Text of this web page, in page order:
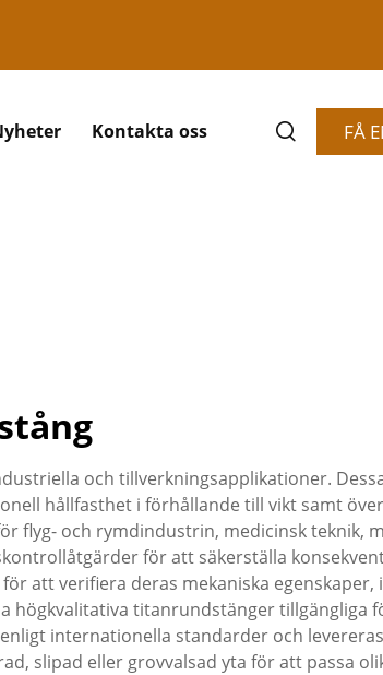
Kontakta oss FÅ
och tillverkningsapplikationer.
hållfasthet i förhållande till vikt samt
flyg- och rymdindustrin, medicinsk teknik,
för att säkerställa
att verifiera deras mekaniska egenskaper,
högkvalitativa titanrundstänger tillgängliga
internationella standarder och
slipad eller grovvalsad yta för att passa